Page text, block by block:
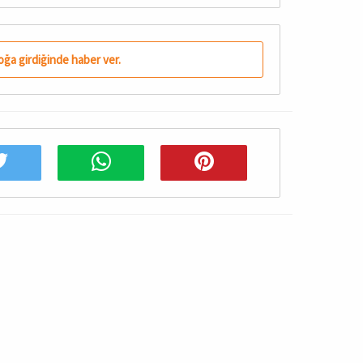
girdiğinde haber ver.